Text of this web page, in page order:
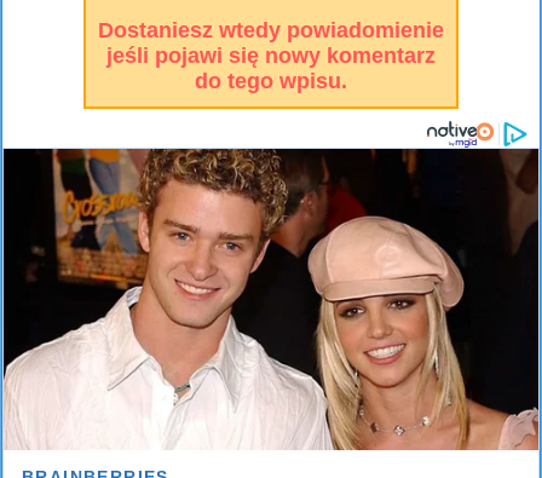
Dostaniesz wtedy powiadomienie
jeśli pojawi się nowy komentarz
do tego wpisu.